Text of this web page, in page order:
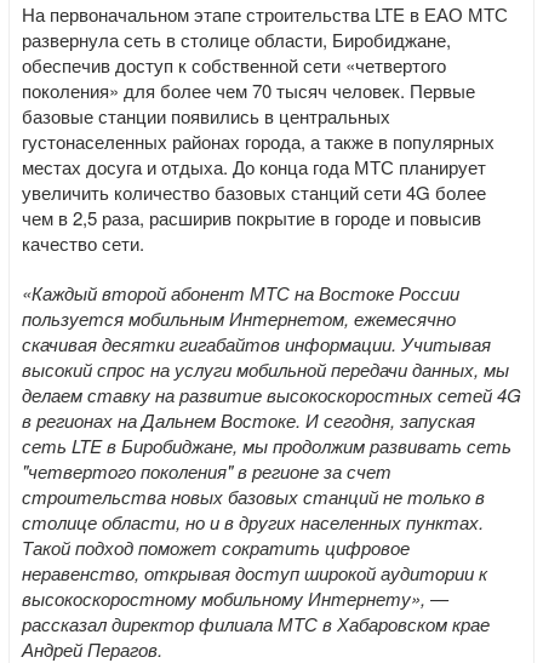
На первоначальном этапе строительства LTE в ЕАО МТС
развернула сеть в столице области, Биробиджане,
обеспечив доступ к собственной сети «четвертого
поколения» для более чем 70 тысяч человек. Первые
базовые станции появились в центральных
густонаселенных районах города, а также в популярных
местах досуга и отдыха. До конца года МТС планирует
увеличить количество базовых станций сети 4G более
чем в 2,5 раза, расширив покрытие в городе и повысив
качество сети.
«Каждый второй абонент МТС на Востоке России
пользуется мобильным Интернетом, ежемесячно
скачивая десятки гигабайтов информации. Учитывая
высокий спрос на услуги мобильной передачи данных, мы
делаем ставку на развитие высокоскоростных сетей 4G
в регионах на Дальнем Востоке. И сегодня, запуская
сеть LTE в Биробиджане, мы продолжим развивать сеть
"четвертого поколения" в регионе за счет
строительства новых базовых станций не только в
столице области, но и в других населенных пунктах.
Такой подход поможет сократить цифровое
неравенство, открывая доступ широкой аудитории к
высокоскоростному мобильному Интернету», —
рассказал директор филиала МТС в Хабаровском крае
Андрей Перагов.